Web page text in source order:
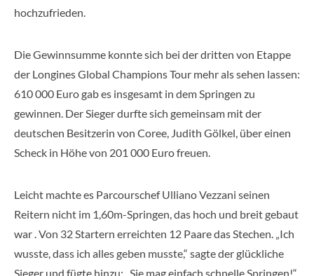
hochzufrieden.
Die Gewinnsumme konnte sich bei der dritten von Etappe
der Longines Global Champions Tour mehr als sehen lassen:
610 000 Euro gab es insgesamt in dem Springen zu
gewinnen. Der Sieger durfte sich gemeinsam mit der
deutschen Besitzerin von Coree, Judith Gölkel, über einen
Scheck in Höhe von 201 000 Euro freuen.
Leicht machte es Parcourschef Ulliano Vezzani seinen
Reitern nicht im 1,60m-Springen, das hoch und breit gebaut
war . Von 32 Startern erreichten 12 Paare das Stechen. „Ich
wusste, dass ich alles geben musste,“ sagte der glückliche
Sieger und fügte hinzu: „Sie mag einfach schnelle Springen!“